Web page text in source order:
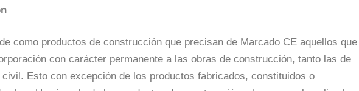
como productos de construcción que precisan de Marcado CE aquellos que
con carácter permanente a las obras de construcción, tanto las de
Esto con excepción de los productos fabricados, constituidos o